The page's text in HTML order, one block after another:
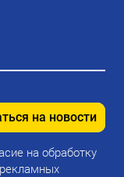
на новости
на обработку